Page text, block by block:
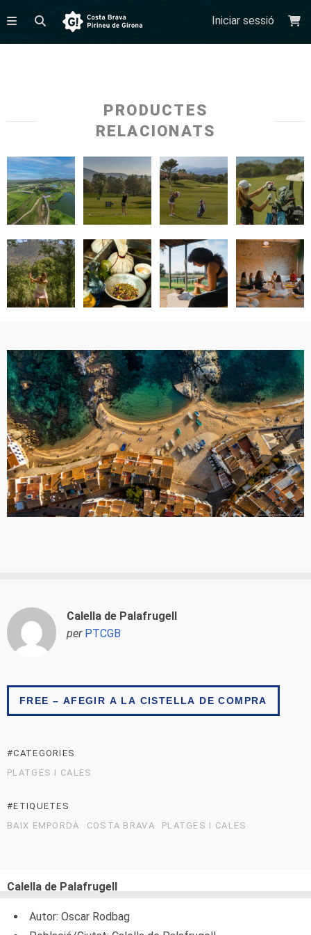
Iniciar sessió
PRODUCTES
RELACIONATS
Calella de Palafrugell
per PTCGB
FREE – AFEGIR A LA CISTELLA DE COMPRA
#CATEGORIES
PLATGES I CALES
#ETIQUETES
BAIX EMPORDÀ
COSTA BRAVA PLATGES I CALES
Calella de Palafrugell
Autor: Oscar Rodbag